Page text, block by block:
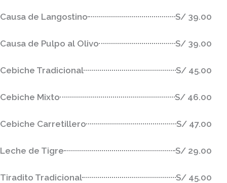
Causa de Langostino S/ 39.00
Causa de Pulpo al Olivo S/ 39.00
Cebiche Tradicional S/ 45.00
Cebiche Mixto S/ 46.00
Cebiche Carretillero S/ 47.00
Leche de Tigre S/ 29.00
Tiradito Tradicional S/ 45.00